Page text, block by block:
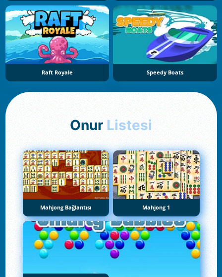
Raft Royale Speedy Boats
Onur Listesi
Mahjong Bağlantısı Mahjong 1